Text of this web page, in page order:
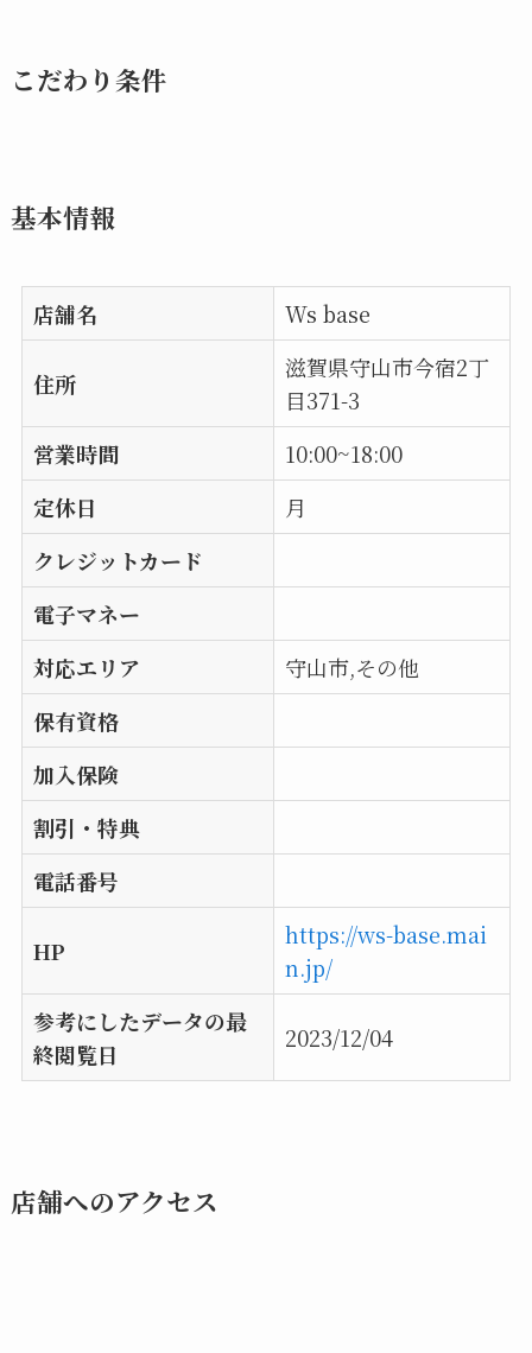
こだわり条件
基本情報
店舗名 Ws base
住所
滋賀県守山市今宿2丁
目371-3
営業時間
10:00~18:00
定休日
月
クレジットカード
電子マネー
対応エリア
守山市,その他
保有資格
加入保険
割引・特典
電話番号
HP
https://ws-base.mai
n.jp/
参考にしたデータの最
終閲覧日
2023/12/04
店舗へのアクセス